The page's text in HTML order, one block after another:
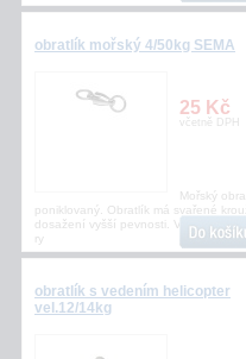
obratlík mořský 4/50kg SEMA
25 Kč
včetně DPH
Mořský
poniklovaný. Obratlík má svařené
dosažení vyšší pevnosti. Vhodný na
ry
obratlík s vedením helicopter
vel.12/14kg